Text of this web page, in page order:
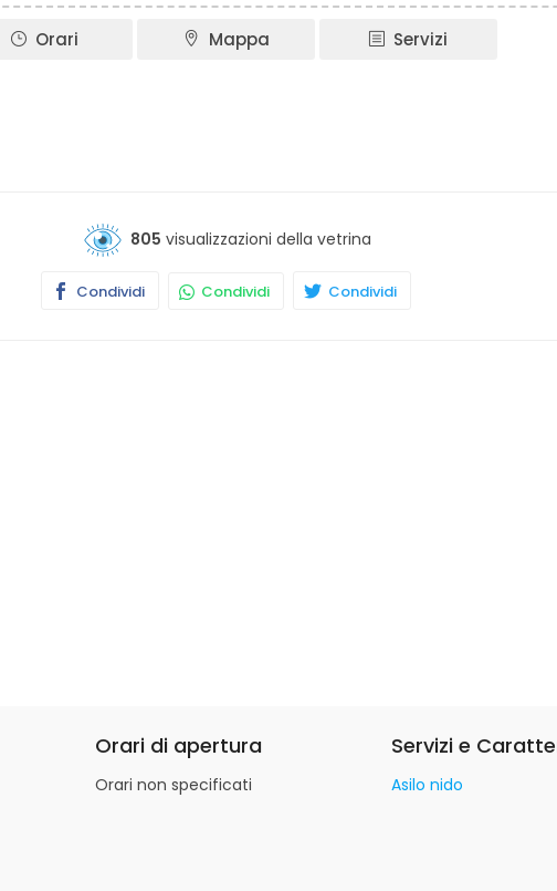
Orari Mappa Servizi
805 visualizzazioni della vetrina
Condividi Condividi Condividi
Orari di apertura
Orari non specificati
Servizi e
Asilo nido